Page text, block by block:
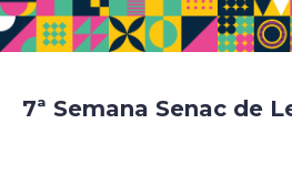
7ª Semana Senac de